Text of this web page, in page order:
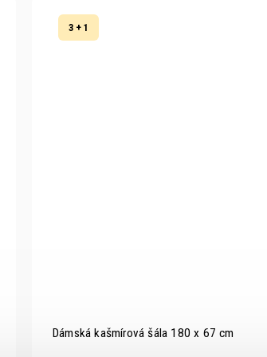
3 + 1
Dámská kašmírová šála 180 x 67 cm